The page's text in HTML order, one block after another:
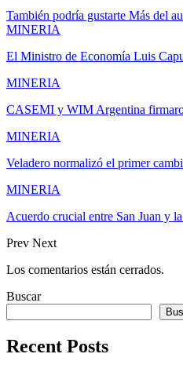
También podría gustarte Más del
MINERIA
El Ministro de Economía Luis
MINERIA
CASEMI y WIM Argentina
MINERIA
Veladero normalizó el primer
MINERIA
Acuerdo crucial entre San Juan y
Prev Next
Los comentarios están cerrados.
Buscar
Recent Posts